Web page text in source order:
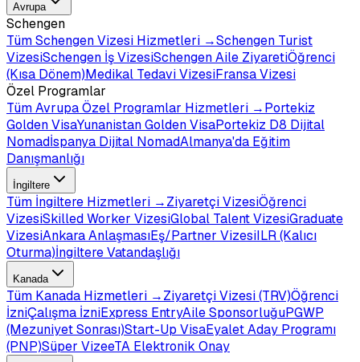
Avrupa
Schengen
TümSchengen Vizesi Hizmetleri →Schengen Turist
VizesiSchengen İş VizesiSchengen Aile ZiyaretiÖğrenci
(Kısa Dönem)Medikal Tedavi VizesiFransa Vizesi
Özel Programlar
TümAvrupa Özel Programlar Hizmetleri →Portekiz
Golden VisaYunanistan Golden VisaPortekiz D8 Dijital
Nomadİspanya Dijital NomadAlmanya'da Eğitim
Danışmanlığı
İngiltere
Tüm İngiltere Hizmetleri →Ziyaretçi VizesiÖğrenci
VizesiSkilled Worker VizesiGlobal Talent VizesiGraduate
VizesiAnkara AnlaşmasıEş/Partner VizesiILR (Kalıcı
Oturma)İngiltere Vatandaşlığı
Kanada
Tüm Kanada Hizmetleri →Ziyaretçi Vizesi (TRV)Öğrenci
İzniÇalışma İzniExpress EntryAile SponsorluğuPGWP
(Mezuniyet Sonrası)Start-Up VisaEyalet Aday Programı
(PNP)Süper VizeeTA Elektronik Onay